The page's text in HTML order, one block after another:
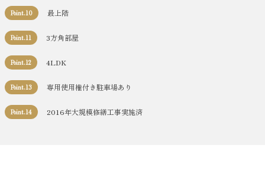
Point.10 最上階
Point.11 3方角部屋
Point.12 4LDK
Point.13 専用使用権付き駐車場あり
Point.14 2016年大規模修繕工事実施済